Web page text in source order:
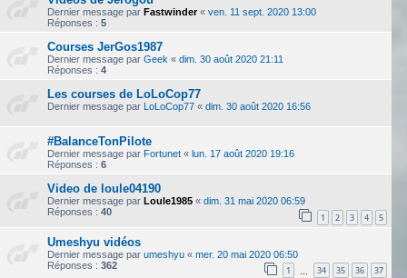
Dernier message par Fastwinder« ven. 11 sept. 2020 13:00
Réponses : 5
Courses JerGos1987
Dernier message par Geek « dim. 30 août 2020 21:11
Réponses : 4
Les courses de LoLoCop77
Dernier message par LoLoCop77 « dim. 30 août 2020 16:56
#BalanceTonPilote
Dernier message par Fortunet « lun. 17 août 2020 19:16
Réponses : 6
Video de loule04190
Dernier message par Loule1985 « dim. 31 mai 2020 06:59
Réponses : 40 1 2 3 4 5
Umeshyu vidéos
Dernier message par umeshyu « mer. 20 mai 2020 06:50
Réponses : 362 1 34 35 36 37